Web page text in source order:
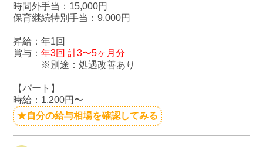
時間外手当：15,000円
保育継続特別手当：9,000円
昇給：年1回
賞与： 年3回 計3〜5ヶ月分
※別途：処遇改善あり
【パート】
時給：1,200円〜
★自分の給与相場を確認してみる